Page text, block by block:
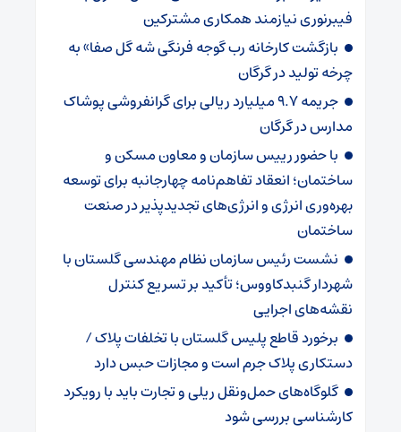
فیبرنوری نیازمند همکاری مشترکین
بازگشت کارخانه رب گوجه فرنگی شه گل صفا» به
چرخه تولید در گرگان
جریمه ۹.۷ میلیارد ریالی برای گرانفروشی پوشاک
مدارس در گرگان
با حضور رییس سازمان و معاون مسکن و
ساختمان؛ انعقاد تفاهم‌نامه چهارجانبه برای توسعه
بهره‌وری انرژی و انرژی‌های تجدیدپذیر در صنعت
ساختمان
نشست رئیس سازمان نظام مهندسی گلستان با
شهردار گنبدکاووس؛ تأکید بر تسریع کنترل
نقشه‌های اجرایی
برخورد قاطع پلیس گلستان با تخلفات پلاک /
دستکاری پلاک جرم است و مجازات حبس دارد
گلوگاه‌های حمل‌ونقل ریلی و تجارت باید با رویکرد
کارشناسی بررسی شود